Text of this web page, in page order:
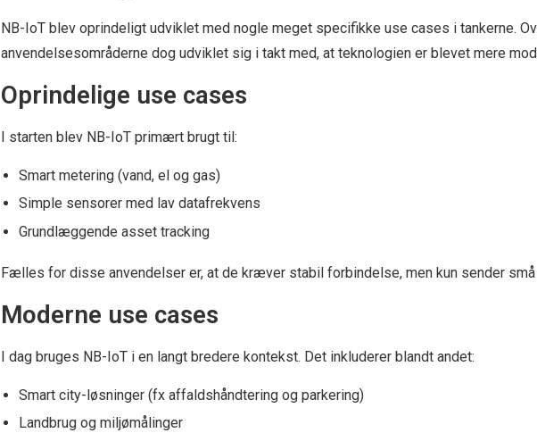
NB-IoT blev oprindeligt udviklet med nogle meget specifikke use cases i tankerne.
anvendelsesområderne dog udviklet sig i takt med, at teknologien er blevet mere
Oprindelige use cases
I starten blev NB-IoT primært brugt til:
Smart metering (vand, el og gas)
Simple sensorer med lav datafrekvens
Grundlæggende asset tracking
Fælles for disse anvendelser er, at de kræver stabil forbindelse, men kun sender
Moderne use cases
I dag bruges NB-IoT i en langt bredere kontekst. Det inkluderer blandt andet:
Smart city-løsninger (fx affaldshåndtering og parkering)
Landbrug og miljømålinger